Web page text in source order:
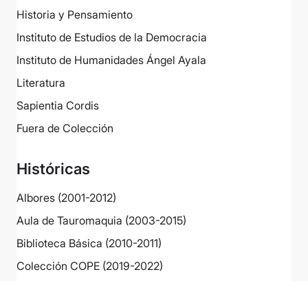
Historia y Pensamiento
Instituto de Estudios de la Democracia
Instituto de Humanidades Ángel Ayala
Literatura
Sapientia Cordis
Fuera de Colección
Históricas
Albores (2001-2012)
Aula de Tauromaquia (2003-2015)
Biblioteca Básica (2010-2011)
Colección COPE (2019-2022)